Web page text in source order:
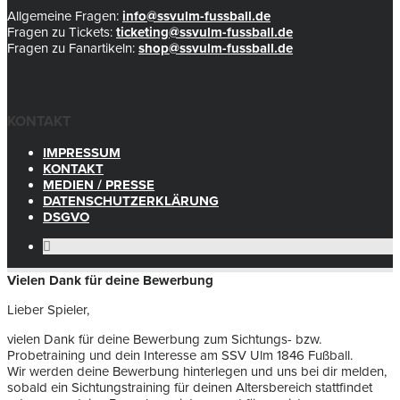
Allgemeine Fragen: info@ssvulm-fussball.de
Fragen zu Tickets: ticketing@ssvulm-fussball.de
Fragen zu Fanartikeln: shop@ssvulm-fussball.de
KONTAKT
IMPRESSUM
KONTAKT
MEDIEN / PRESSE
DATENSCHUTZERKLÄRUNG
DSGVO
Vielen Dank für deine Bewerbung
Lieber Spieler,
vielen Dank für deine Bewerbung zum Sichtungs- bzw.
Probetraining und dein Interesse am SSV Ulm 1846 Fußball.
Wir werden deine Bewerbung hinterlegen und uns bei dir melden,
sobald ein Sichtungstraining für deinen Altersbereich stattfindet